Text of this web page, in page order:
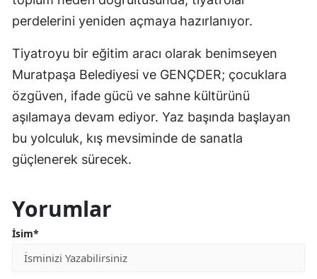
perdelerini yeniden açmaya hazırlanıyor.
Tiyatroyu bir eğitim aracı olarak benimseyen
Muratpaşa Belediyesi ve GENÇDER; çocuklara
özgüven, ifade gücü ve sahne kültürünü
aşılamaya devam ediyor. Yaz başında başlayan
bu yolculuk, kış mevsiminde de sanatla
güçlenerek sürecek.
Yorumlar
İsim*